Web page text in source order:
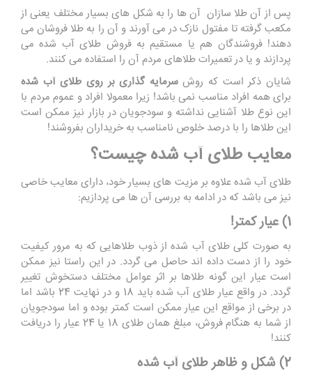
پس از آن طلا سازان آن ‌ها را به شکل های بسیار مختلف یعنی از
مکعب گرفته تا مفتول نازک در می آورند و آن را به طلا فروشان می
دهند! فروشندگان ‌هم یا مستقیم به فروش طلای آب شده می
‌پردازند و یا در تعمیرات طلاهای مردم آن را استفاده می کنند.
شایان ذکر است که روشسرمایه گذاری بر روی طلای آب شده
برای همه افراد مناسب نمی باشد! زیرا معمولا افراد و عموم مردم با
این نوع طلا آشنایی نداشته و سودجویان در بازار نیز ممکن است
این طلاها را با درصد خلوص نامناسب به خریداران بفروشند!
معایب طلای آب شده چیست؟
طلای آب شده علاوه بر مزیت های بسیار خود، دارای معایب خاصی
نیز می باشد که در ادامه به بررسی آن ها می پردازیم:
1) عیار کمتر!
به صورت کلی طلای آب شده از ذوب طلاهایی که به مرور کیفیت
خود را از دست داده اند حاصل می گردد. در این راستا نیز ممکن
است عیار این گونه طلاها بر اثر عوامل مختلف دستخوش تغییر
گردد. در واقع عیار طلای آب شده باید 18 و در نهایت 24 باشد اما
در برخی از مواقع این عیار ممکن است کمتر بوده و اما سودجویان
از شما به هنگام فروش، مبلغ همان طلای 18 یا 24 عیار را دریافت
کنند!
2) شکل و ظاهر طلای آب شده